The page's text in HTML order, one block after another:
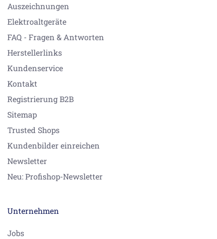
Auszeichnungen
Elektroaltgeräte
FAQ - Fragen & Antworten
Herstellerlinks
Kundenservice
Kontakt
Registrierung B2B
Sitemap
Trusted Shops
Kundenbilder einreichen
Newsletter
Neu: Profishop-Newsletter
Unternehmen
Jobs